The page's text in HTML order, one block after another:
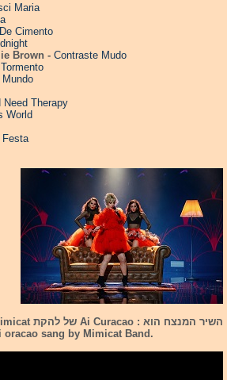
Maria
Cimento
Brown - Contraste Mudo
Tormento
Mundo
Need Therapy
World
Festa
השיר המנצח הוא : Ai Curacao של להקת Mimicat.
sang by Mimicat Band.